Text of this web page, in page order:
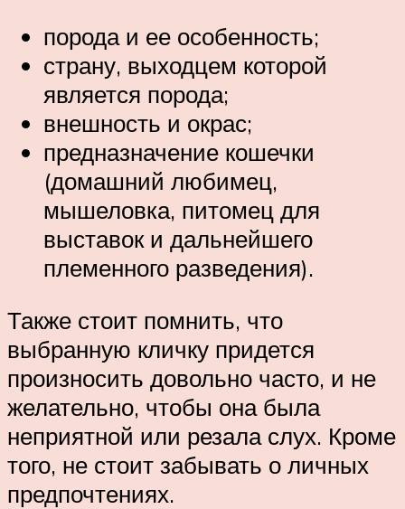
порода и ее особенность;
страну, выходцем которой
является порода;
внешность и окрас;
предназначение кошечки
(домашний любимец,
мышеловка, питомец для
выставок и дальнейшего
племенного разведения).
Также стоит помнить, что
выбранную кличку придется
произносить довольно часто, и не
желательно, чтобы она была
неприятной или резала слух. Кроме
того, не стоит забывать о личных
предпочтениях.